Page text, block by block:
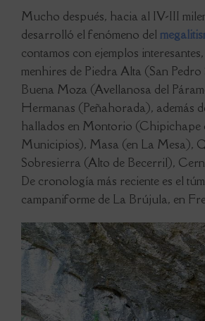
Mucho después, hacia al IV-III
desarrolló el fenómeno del
contamos con ejemplos
menhires de Piedra Alta (San Pedro
Buena Moza (Avellanosa del
Hermanas (Peñahorada), además
hallados en Montorio (Chipichape
Municipios), Masa (en La Mesa),
Sobresierra (Alto de Becerril),
De cronología más reciente es el
campaniforme de La Brújula, en